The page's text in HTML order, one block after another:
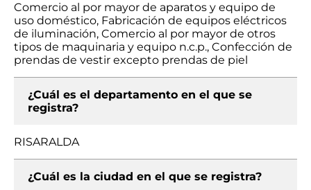
Comercio al por mayor de aparatos y equipo de
uso doméstico, Fabricación de equipos eléctricos
de iluminación, Comercio al por mayor de otros
tipos de maquinaria y equipo n.c.p., Confección de
prendas de vestir excepto prendas de piel
¿Cuál es el departamento en el que se
registra?
RISARALDA
¿Cuál es la ciudad en el que se registra?